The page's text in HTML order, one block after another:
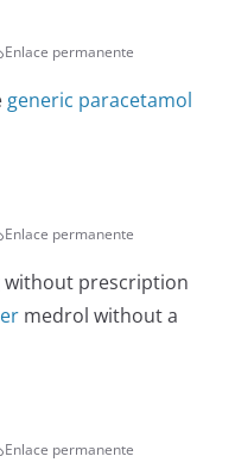
Enlace permanente
generic paracetamol
Enlace permanente
without prescription
medrol without a
Enlace permanente